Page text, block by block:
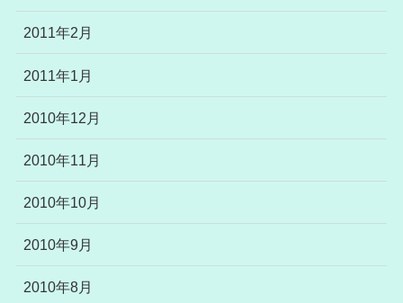
2011年2月
2011年1月
2010年12月
2010年11月
2010年10月
2010年9月
2010年8月